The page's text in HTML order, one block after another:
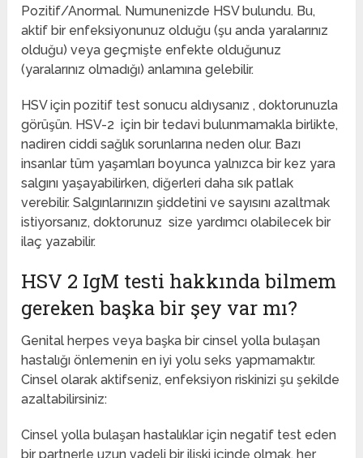
Pozitif/Anormal. Numunenizde HSV bulundu. Bu,
aktif bir enfeksiyonunuz olduğu (şu anda yaralarınız
olduğu) veya geçmişte enfekte olduğunuz
(yaralarınız olmadığı) anlamına gelebilir.
HSV için pozitif test sonucu aldıysanız , doktorunuzla
görüşün. HSV-2 için bir tedavi bulunmamakla birlikte,
nadiren ciddi sağlık sorunlarına neden olur. Bazı
insanlar tüm yaşamları boyunca yalnızca bir kez yara
salgını yaşayabilirken, diğerleri daha sık patlak
verebilir. Salgınlarınızın şiddetini ve sayısını azaltmak
istiyorsanız, doktorunuz size yardımcı olabilecek bir
ilaç yazabilir.
HSV 2 IgM testi hakkında bilmem
gereken başka bir şey var mı?
Genital herpes veya başka bir cinsel yolla bulaşan
hastalığı önlemenin en iyi yolu seks yapmamaktır.
Cinsel olarak aktifseniz, enfeksiyon riskinizi şu şekilde
azaltabilirsiniz:
Cinsel yolla bulaşan hastalıklar için negatif test eden
bir partnerle uzun vadeli bir ilişki içinde olmak, her